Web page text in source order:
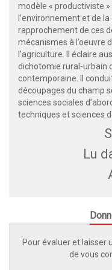
modèle « productiviste
l’environnement et de
rapprochement de ces
mécanismes à l’oeuvre
l’agriculture. Il éclaire
dichotomie rural-urbain
contemporaine. Il
découpages du champ
sciences sociales
techniques et sciences
Lu
Pour évaluer et laisser
de vous